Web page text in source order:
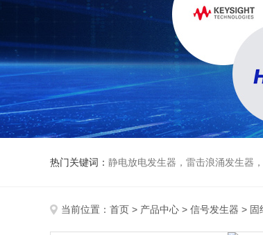
热门关键词： 静电放电发生器，雷击浪涌发生器，示
当前位置： 首页 > 产品中心 > 信号发生器 > 固